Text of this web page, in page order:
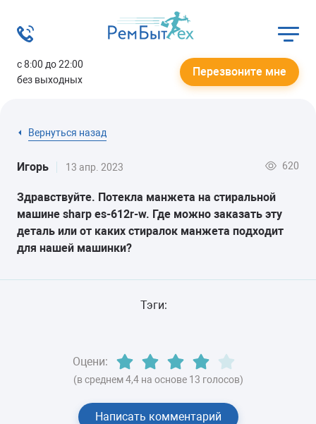
с 8:00 до 22:00
без выходных
Перезвоните мне
Вернуться назад
Игорь 13 апр. 2023 620
Здравствуйте. Потекла манжета на стиральной
машине sharp es-612r-w. Где можно заказать эту
деталь или от каких стиралок манжета подходит
для нашей машинки?
Тэги:
Оцени:
(в среднем 4,4 на основе 13 голосов)
Написать комментарий